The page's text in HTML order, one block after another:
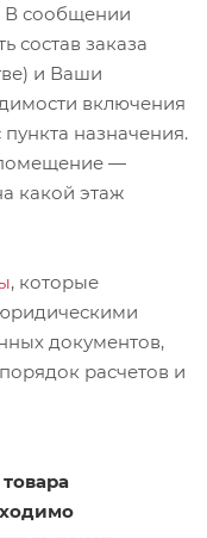
В сообщении
состав заказа
и Ваши
включения
назначения.
помещение —
какой этаж
, которые
документов,
расчетов и